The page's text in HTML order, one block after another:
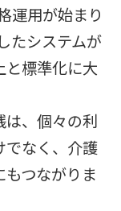
運用が始まり
たシステムが
と標準化に大
は、個々の利
でなく、介護
つながりま